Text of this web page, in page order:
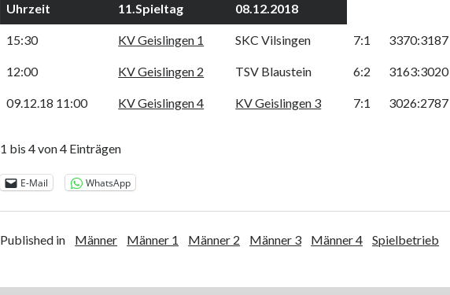
Uhrzeit 11.Spieltag 08.12.2018
15:30 KV Geislingen 1 SKC Vilsingen 7:1 3370:3187
12:00 KV Geislingen 2 TSV Blaustein 6:2 3163:3020
09.12.18 11:00 KV Geislingen 4 KV Geislingen 3 7:1 3026:2787
1 bis 4 von 4 Einträgen
E-Mail WhatsApp
Published in Männer Männer 1 Männer 2 Männer 3 Männer 4 Spielbetrieb